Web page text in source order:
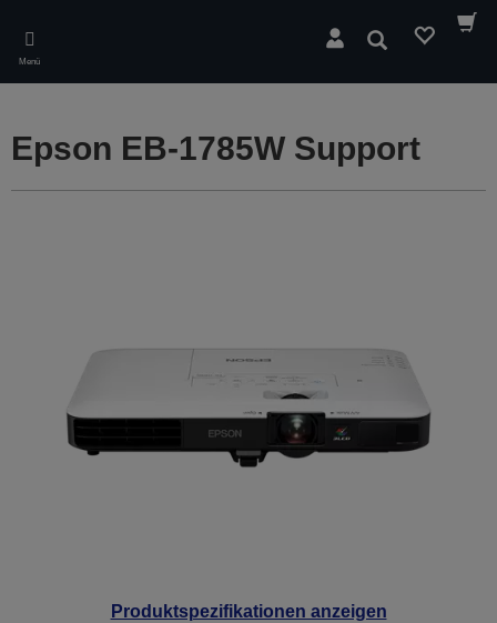
main
content
Menü
Suchen
Produktspezifikationen anzeigen
Epson EB-1785W Support